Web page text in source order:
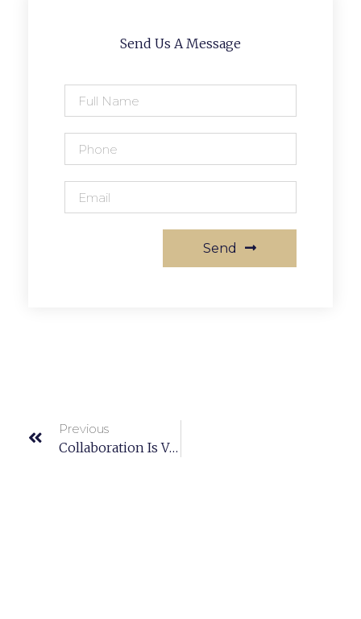
Send Us A Message
Send
Previous
Collaboration Is Vital For A Successful Workplace